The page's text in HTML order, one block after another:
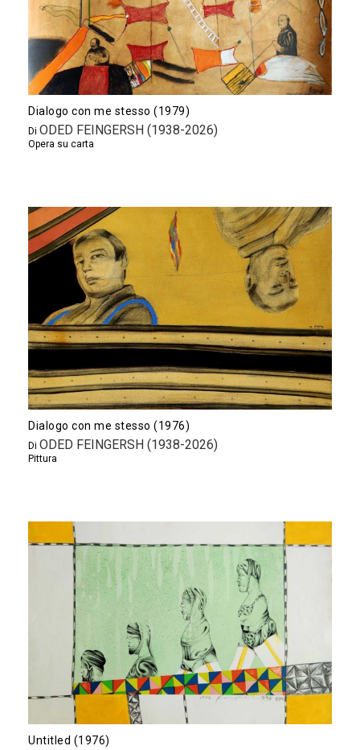
Dialogo con me stesso (1979)
Di ODED FEINGERSH (1938-2026)
Opera su carta
Dialogo con me stesso (1976)
Di ODED FEINGERSH (1938-2026)
Pittura
Untitled (1976)